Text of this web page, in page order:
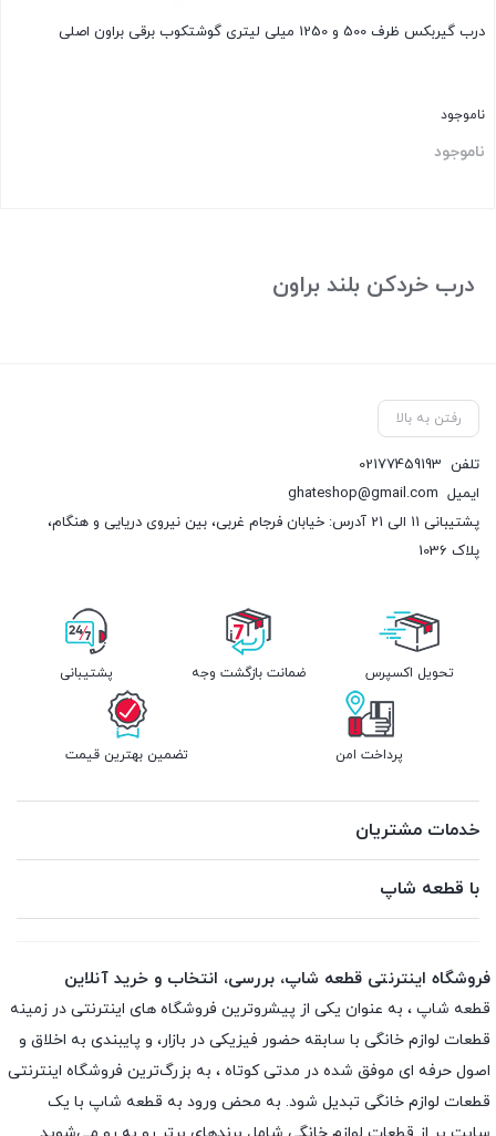
درب گیربکس ظرف 500 و 1250 میلی لیتری گوشتکوب برقی براون اصلی
ناموجود
ناموجود
درب خردکن بلند براون
رفتن به بالا
تلفن 02177459193
ایمیل ghateshop@gmail.com
پشتیبانی 11 الی 21 آدرس: خیابان فرجام غربی، بین نیروی دریایی و هنگام،
پلاک 1036
تحویل اکسپرس ضمانت بازگشت وجه پشتیبانی
پرداخت امن تضمین بهترین قیمت
خدمات مشتریان
با قطعه شاپ
فروشگاه اینترنتی قطعه شاپ، بررسی، انتخاب و خرید آنلاین
قطعه شاپ ، به عنوان یکی از پیشروترین فروشگاه های اینترنتی در زمینه
قطعات لوازم خانگی با سابقه حضور فیزیکی در بازار، و پایبندی به اخلاق و
اصول حرفه ای موفق شده در مدتی کوتاه ، به بزرگ‌ترین فروشگاه اینترنتی
قطعات لوازم خانگی تبدیل شود. به محض ورود به قطعه شاپ با یک